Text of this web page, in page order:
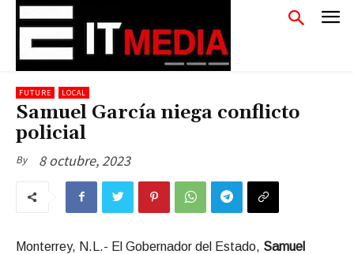
FUTURE LOCAL
Samuel García niega conflicto
policial
By 8 octubre, 2023
Monterrey, N.L.- El Gobernador del Estado, Samuel